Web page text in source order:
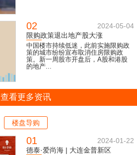
02
2024-05-04
限购政策退出地产股大涨
中国楼市持续低迷，此前实施限购政
策的城市纷纷宣布取消住房限购政
策。新一周股市开盘后，A股和港股
的地产...
查看更多资讯
楼盘导购
01
2024-01-22
德泰·爱尚海 | 大连金普新区